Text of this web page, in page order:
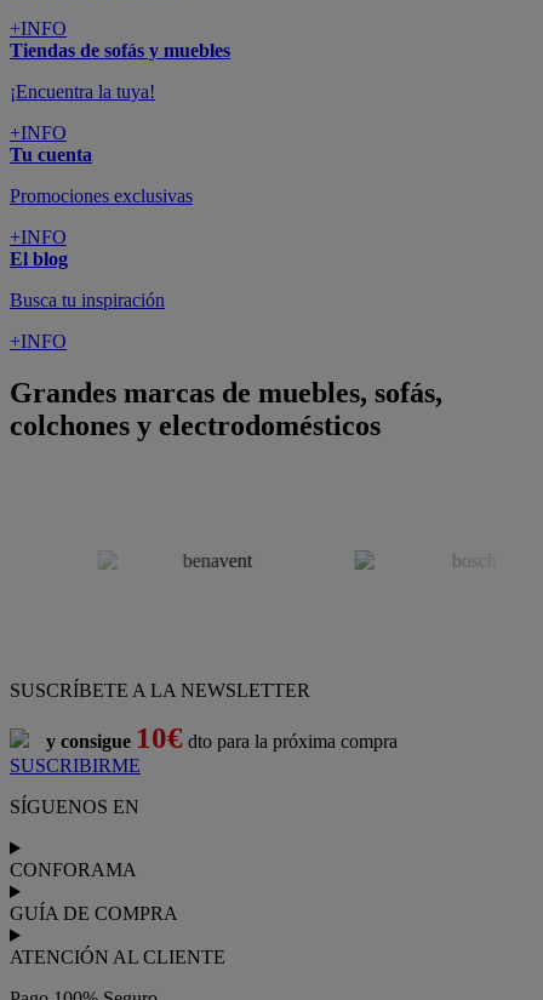
+INFO
Tiendas de sofás y muebles
¡Encuentra la tuya!
+INFO
Tu cuenta
Promociones exclusivas
+INFO
El blog
Busca tu inspiración
+INFO
Grandes marcas de muebles, sofás,
colchones y electrodomésticos
SUSCRÍBETE A LA NEWSLETTER
y consigue 10€ dto para la próxima compra
SUSCRIBIRME
SÍGUENOS EN
CONFORAMA
GUÍA DE COMPRA
ATENCIÓN AL CLIENTE